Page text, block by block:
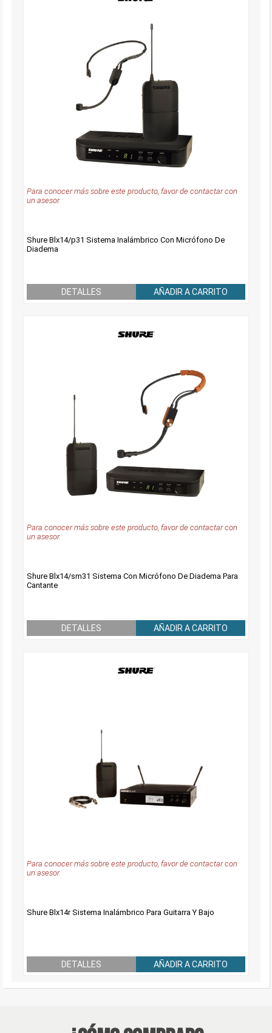
Para conocer más sobre este producto, favor de contactar con
un asesor.
Shure Blx14/p31 Sistema Inalámbrico Con Micrófono De
Diadema
DETALLES AÑADIR A CARRITO
Para conocer más sobre este producto, favor de contactar con
un asesor.
Shure Blx14/sm31 Sistema Con Micrófono De Diadema Para
Cantante
DETALLES AÑADIR A CARRITO
Para conocer más sobre este producto, favor de contactar con
un asesor.
Shure Blx14r Sistema Inalámbrico Para Guitarra Y Bajo
DETALLES AÑADIR A CARRITO